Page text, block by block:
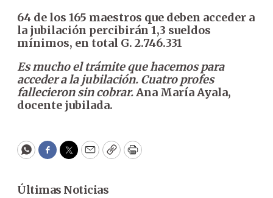
64 de los 165 maestros que deben acceder a
la jubilación percibirán 1,3 sueldos
mínimos, en total G. 2.746.331
Es mucho eltrámite que hacemos para
acceder a la jubilación. Cuatro profes
fallecieron sin cobrar.Ana María Ayala,
docente jubilada.
WhatsApp
Facebook
Twitter
EmailCopyPrint
Últimas Noticias